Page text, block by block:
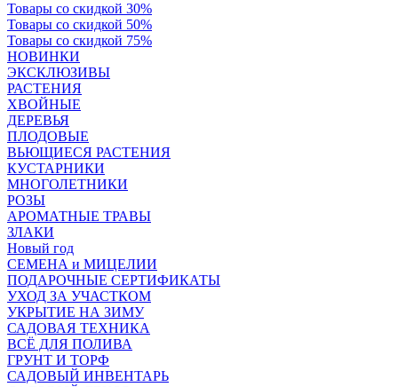
Товары со скидкой 30%
Товары со скидкой 50%
Товары со скидкой 75%
НОВИНКИ
ЭКСКЛЮЗИВЫ
РАСТЕНИЯ
ХВОЙНЫЕ
ДЕРЕВЬЯ
ПЛОДОВЫЕ
ВЬЮЩИЕСЯ РАСТЕНИЯ
КУСТАРНИКИ
МНОГОЛЕТНИКИ
РОЗЫ
АРОМАТНЫЕ ТРАВЫ
ЗЛАКИ
Новый год
СЕМЕНА и МИЦЕЛИИ
ПОДАРОЧНЫЕ СЕРТИФИКАТЫ
УХОД ЗА УЧАСТКОМ
УКРЫТИЕ НА ЗИМУ
САДОВАЯ ТЕХНИКА
ВСЁ ДЛЯ ПОЛИВА
ГРУНТ И ТОРФ
САДОВЫЙ ИНВЕНТАРЬ